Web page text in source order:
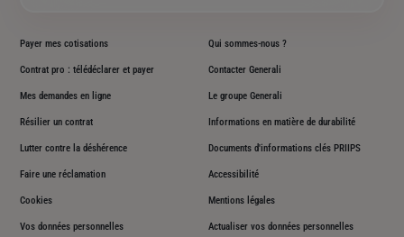
Payer mes cotisations
Contrat pro : télédéclarer et payer
Mes demandes en ligne
Résilier un contrat
Lutter contre la déshérence
Faire une réclamation
Qui sommes-nous ?
Contacter Generali
Le groupe Generali
Informations en matière de durabilité
Documents d'informations clés PRIIPS
Accessibilité
Cookies Mentions légales
Vos données personnelles Actualiser vos données personnelles